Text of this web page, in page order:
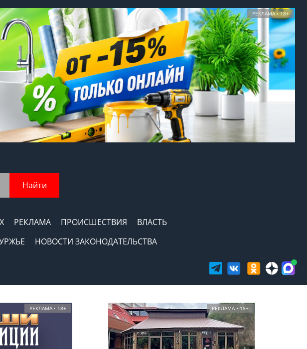
РЕКЛАМА • 18+
Найти
РЕКЛАМА ПРОИСШЕСТВИЯ
ВЛАСТЬ
НОВОСТИ ЗАКОНОДАТЕЛЬСТВА
РЕКЛАМА • 18+ РЕКЛАМА • 18+